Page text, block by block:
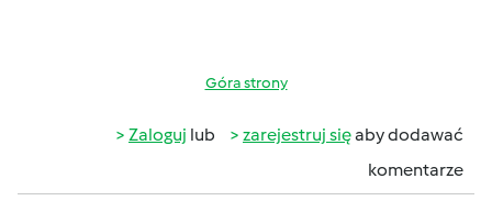
Góra strony
Zaloguj lub zarejestruj sięaby dodawać
komentarze